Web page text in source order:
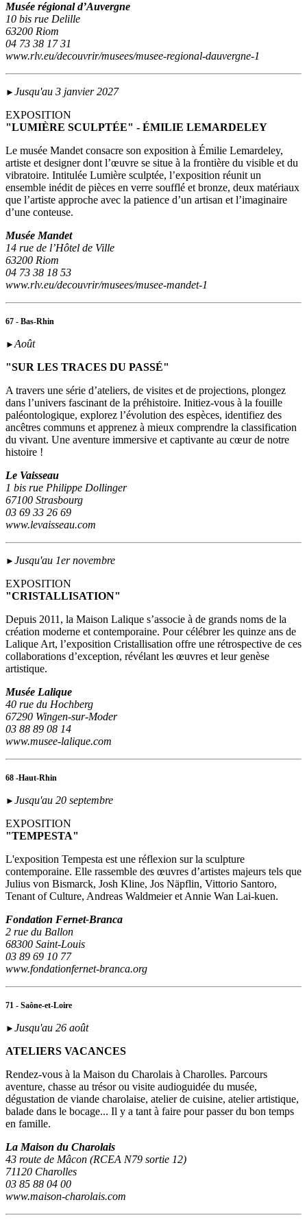
Musée régional d’Auvergne
10 bis rue Delille
63200 Riom
04 73 38 17 31
www.rlv.eu/decouvrir/musees/musee-regional-dauvergne-1
► Jusqu'au 3 janvier 2027
EXPOSITION
"LUMIÈRE SCULPTÉE" - ÉMILIE LEMARDELEY
Le musée Mandet consacre son exposition à Émilie Lemardeley,
artiste et designer dont l’œuvre se situe à la frontière du visible et du
vibratoire. Intitulée Lumière sculptée, l’exposition réunit un
ensemble inédit de pièces en verre soufflé et bronze, deux matériaux
que l’artiste approche avec la patience d’un artisan et l’imaginaire
d’une conteuse.
Musée Mandet
14 rue de l’Hôtel de Ville
63200 Riom
04 73 38 18 53
www.rlv.eu/decouvrir/musees/musee-mandet-1
67 - Bas-Rhin
►Août
"SUR LES TRACES DU PASSÉ"
A travers une série d’ateliers, de visites et de projections, plongez
dans l’univers fascinant de la préhistoire. Initiez-vous à la fouille
paléontologique, explorez l’évolution des espèces, identifiez des
ancêtres communs et apprenez à mieux comprendre la classification
du vivant. Une aventure immersive et captivante au cœur de notre
histoire !
Le Vaisseau
1 bis rue Philippe Dollinger
67100 Strasbourg
03 69 33 26 69
www.levaisseau.com
► Jusqu'au 1er novembre
EXPOSITION
"CRISTALLISATION"
Depuis 2011, la Maison Lalique s’associe à de grands noms de la
création moderne et contemporaine. Pour célébrer les quinze ans de
Lalique Art, l’exposition Cristallisation offre une rétrospective de ces
collaborations d’exception, révélant les œuvres et leur genèse
artistique.
Musée Lalique
40 rue du Hochberg
67290 Wingen-sur-Moder
03 88 89 08 14
www.musee-lalique.com
68 -Haut-Rhin
► Jusqu'au 20 septembre
EXPOSITION
"TEMPESTA"
L'exposition Tempesta est une réflexion sur la sculpture
contemporaine. Elle rassemble des œuvres d’artistes majeurs tels que
Julius von Bismarck, Josh Kline, Jos Näpflin, Vittorio Santoro,
Tenant of Culture, Andreas Waldmeier et Annie Wan Lai-kuen.
Fondation Fernet-Branca
2 rue du Ballon
68300 Saint-Louis
03 89 69 10 77
www.fondationfernet-branca.org
71 - Saône-et-Loire
► Jusqu'au 26 août
ATELIERS VACANCES
Rendez-vous à la Maison du Charolais à Charolles. Parcours
aventure, chasse au trésor ou visite audioguidée du musée,
dégustation de viande charolaise, atelier de cuisine, atelier artistique,
balade dans le bocage... Il y a tant à faire pour passer du bon temps
en famille.
La Maison du Charolais
43 route de Mâcon (RCEA N79 sortie 12)
71120 Charolles
03 85 88 04 00
www.maison-charolais.com